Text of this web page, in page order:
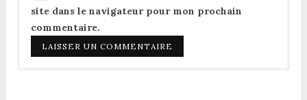
site dans le navigateur pour mon prochain
commentaire.